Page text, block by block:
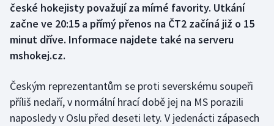
Futsal
Golf
Gymnastika
Házená
české hokejisty považují za mírné favority. Utkání
začne ve 20:15 a přímý přenos na ČT2 začíná již o 15
minut dříve. Informace najdete také na serveru
mshokej.cz.
Českým reprezentantům se proti severskému soupeři
příliš nedaří, v normální hrací době jej na MS porazili
naposledy v Oslu před deseti lety. V jedenácti zápasech